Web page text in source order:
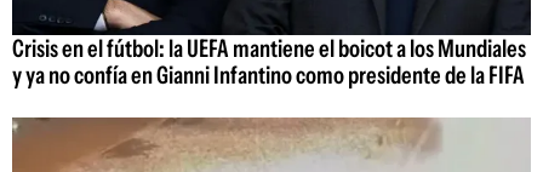
Crisis en el fútbol: la UEFA mantiene el boicot a los Mundiales
y ya no confía en Gianni Infantino como presidente de la FIFA